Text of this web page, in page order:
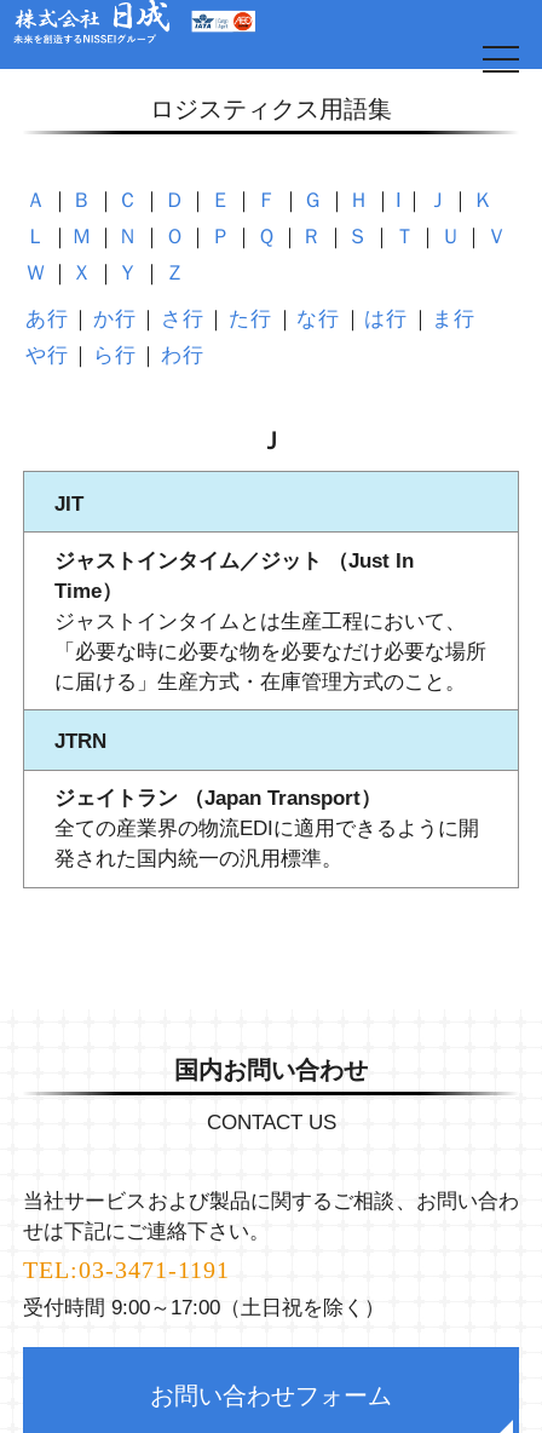
t
o
l
g
ロジスティクス用語集
Ａ Ｂ Ｃ Ｄ Ｅ Ｆ Ｇ Ｈ I Ｊ
Ｋ
Ｌ
Ｍ Ｎ Ｏ Ｐ Ｑ Ｒ Ｓ Ｔ Ｕ
Ｖ
Ｗ
Ｘ Ｙ Ｚ
あ行 か行 さ行 た行 な行 は行
ま行
や行
ら行 わ行
Ｊ
JIT
ジャストインタイム／ジット （Just In
Time）
ジャストインタイムとは生産工程において、
「必要な時に必要な物を必要なだけ必要な場所
に届ける」生産方式・在庫管理方式のこと。
JTRN
ジェイトラン （Japan Transport）
全ての産業界の物流EDIに適用できるように開
発された国内統一の汎用標準。
国内お問い合わせ
CONTACT US
当社サービスおよび製品に関するご相談、お問い合わ
せは下記にご連絡下さい。
TEL:03-3471-1191
受付時間 9:00～17:00（土日祝を除く）
お問い合わせフォーム